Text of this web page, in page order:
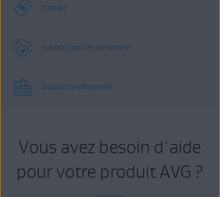
Contact
Support pour les partenaires
Support professionnel
Vous avez besoin d'aide
pour votre produit AVG ?